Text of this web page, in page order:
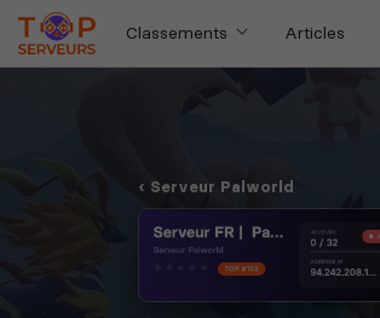
Classements Articles
Serveur Palworld